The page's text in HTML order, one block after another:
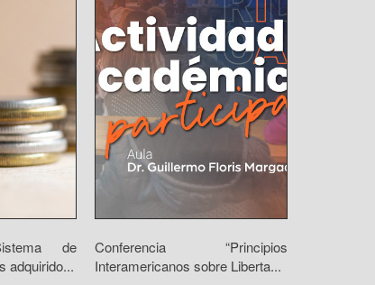
de
adquirido...
Conferencia “Principios
Interamericanos sobre Liberta...